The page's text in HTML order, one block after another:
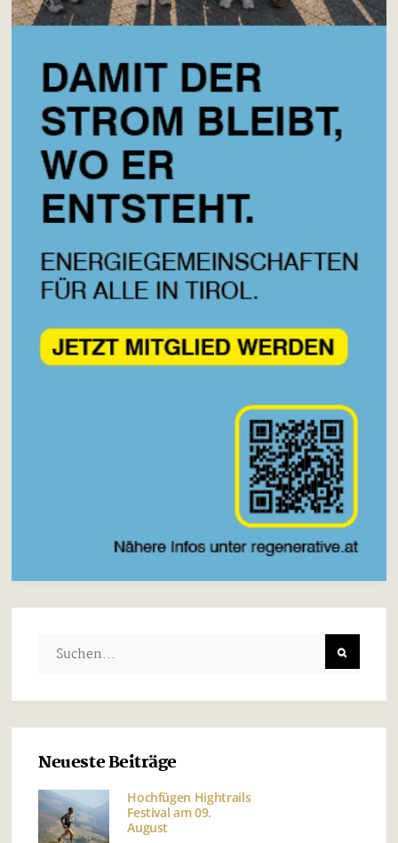
Neueste Beiträge
Hochfügen Hightrails
Festival am 09.
August